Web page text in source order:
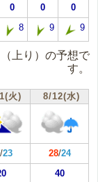
0 0 0
8 9 9
上り）の予想で
す。
火) 8/12(水)
/23 28/24
40